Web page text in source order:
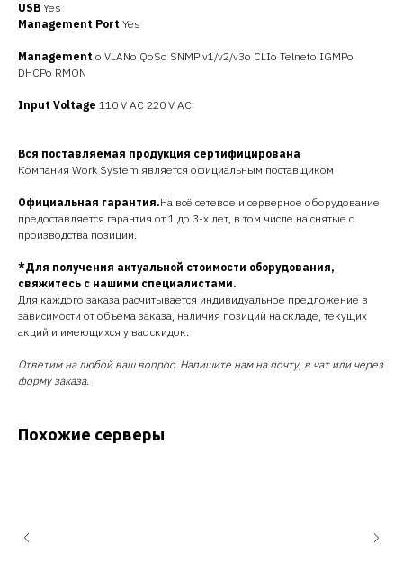
USB Yes
Management Port Yes
Management o VLANo QoSo SNMP v1/v2/v3o CLIo Telneto IGMPo
DHCPo RMON
Input Voltage 110 V AC 220 V AC
Вся поставляемая продукция сертифицирована
Компания Work System является официальным поставщиком
Официальная гарантия.На всё сетевое и серверное оборудование
предоставляется гарантия от 1 до 3-х лет, в том числе на снятые с
производства позиции.
*Для получения актуальной стоимости оборудования,
свяжитесь с нашими специалистами.
Для каждого заказа расчитывается индивидуальное предложение в
зависимости от объема заказа, наличия позиций на складе, текущих
акций и имеющихся у вас скидок.
Ответим на любой ваш вопрос. Напишите нам на почту, в чат или через
форму заказа.
Похожие серверы